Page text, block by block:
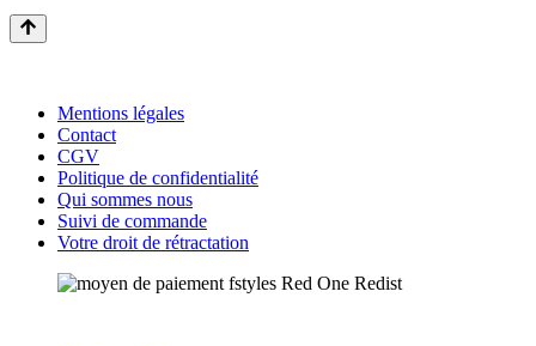
Mentions légales
Contact
CGV
Politique de confidentialité
Qui sommes nous
Suivi de commande
Votre droit de rétractation